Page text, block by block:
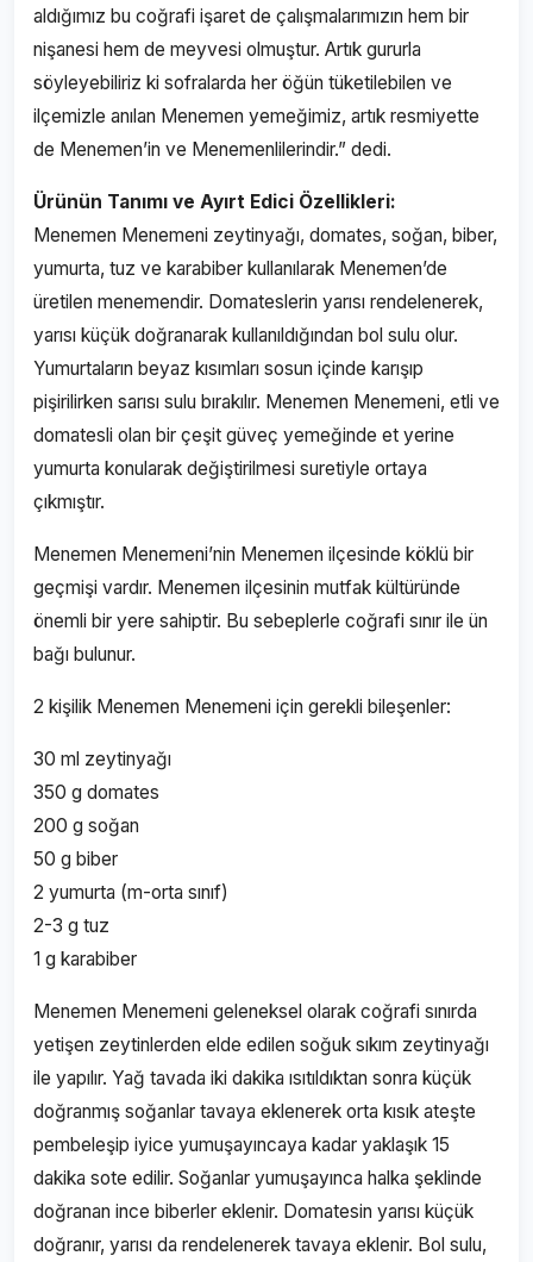
aldığımız bu coğrafi işaret de çalışmalarımızın hem bir
nişanesi hem de meyvesi olmuştur. Artık gururla
söyleyebiliriz ki sofralarda her öğün tüketilebilen ve
ilçemizle anılan Menemen yemeğimiz, artık resmiyette
de Menemen’in ve Menemenlilerindir.” dedi.
Ürünün Tanımı ve Ayırt Edici Özellikleri:
Menemen Menemeni zeytinyağı, domates, soğan, biber,
yumurta, tuz ve karabiber kullanılarak Menemen’de
üretilen menemendir. Domateslerin yarısı rendelenerek,
yarısı küçük doğranarak kullanıldığından bol sulu olur.
Yumurtaların beyaz kısımları sosun içinde karışıp
pişirilirken sarısı sulu bırakılır. Menemen Menemeni, etli ve
domatesli olan bir çeşit güveç yemeğinde et yerine
yumurta konularak değiştirilmesi suretiyle ortaya
çıkmıştır.
Menemen Menemeni’nin Menemen ilçesinde köklü bir
geçmişi vardır. Menemen ilçesinin mutfak kültüründe
önemli bir yere sahiptir. Bu sebeplerle coğrafi sınır ile ün
bağı bulunur.
2 kişilik Menemen Menemeni için gerekli bileşenler:
30 ml zeytinyağı
350 g domates
200 g soğan
50 g biber
2 yumurta (m-orta sınıf)
2-3 g tuz
1 g karabiber
Menemen Menemeni geleneksel olarak coğrafi sınırda
yetişen zeytinlerden elde edilen soğuk sıkım zeytinyağı
ile yapılır. Yağ tavada iki dakika ısıtıldıktan sonra küçük
doğranmış soğanlar tavaya eklenerek orta kısık ateşte
pembeleşip iyice yumuşayıncaya kadar yaklaşık 15
dakika sote edilir. Soğanlar yumuşayınca halka şeklinde
doğranan ince biberler eklenir. Domatesin yarısı küçük
doğranır, yarısı da rendelenerek tavaya eklenir. Bol sulu,